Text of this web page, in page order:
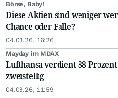
Börse, Baby!
Diese Aktien sind weniger
Chance oder Falle?
04.08.26, 16:26
Mayday im MDAX
Lufthansa verdient 88
zweistellig
04.08.26, 11:59